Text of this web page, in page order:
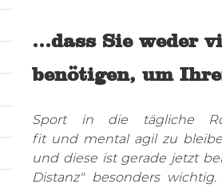
…dass Sie weder
benötigen, um
Sport in die tägliche
fit und mental agil zu
und diese ist gerade jetzt
Distanz" besonders